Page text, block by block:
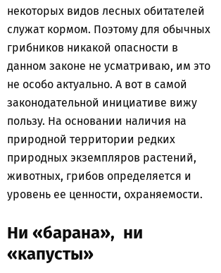
некоторых видов лесных обитателей
служат кормом. Поэтому для обычных
грибников никакой опасности в
данном законе не усматриваю, им это
не особо актуально. А вот в самой
законодательной инициативе вижу
пользу. На основании наличия на
природной территории редких
природных экземпляров растений,
животных, грибов определяется и
уровень ее ценности, охраняемости.
Ни «барана», ни
«капусты»